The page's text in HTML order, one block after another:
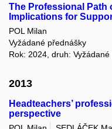
The Professional Path
Implications for
POL Milan
Vyžádané přednášky
Rok: 2024, druh:
2013
Headteachers’
perspective